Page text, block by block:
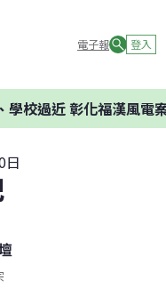
電子報 登入
過近 彰化福漢風電案環
日